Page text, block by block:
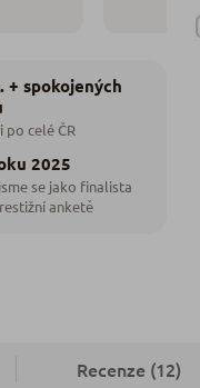
+ spokojených
po celé ČR
2025
se jako finalista
anketě
Recenze (12)